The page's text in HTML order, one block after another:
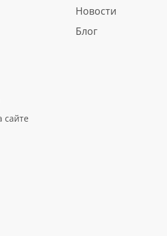
сайте
Новости
Блог